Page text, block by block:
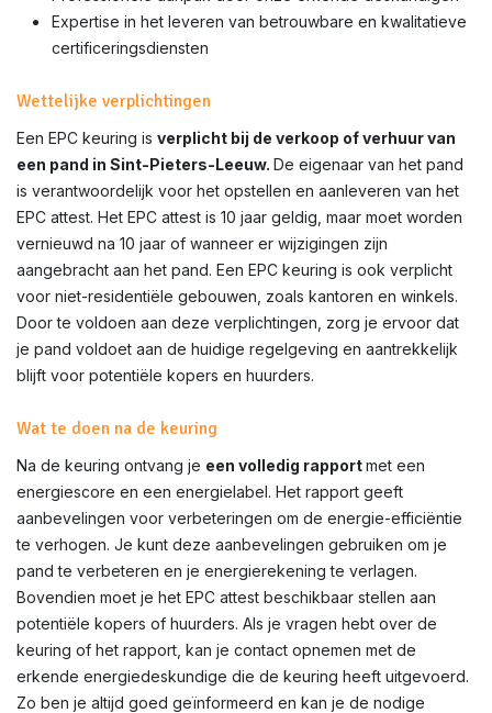
Expertise in het leveren van betrouwbare en kwalitatieve
certificeringsdiensten
Wettelijke verplichtingen
Een EPC keuring is verplicht bij de verkoop of verhuur van
een pand in Sint-Pieters-Leeuw. De eigenaar van het pand
is verantwoordelijk voor het opstellen en aanleveren van het
EPC attest. Het EPC attest is 10 jaar geldig, maar moet worden
vernieuwd na 10 jaar of wanneer er wijzigingen zijn
aangebracht aan het pand. Een EPC keuring is ook verplicht
voor niet-residentiële gebouwen, zoals kantoren en winkels.
Door te voldoen aan deze verplichtingen, zorg je ervoor dat
je pand voldoet aan de huidige regelgeving en aantrekkelijk
blijft voor potentiële kopers en huurders.
Wat te doen na de keuring
Na de keuring ontvang je een volledig rapportmet een
energiescore en een energielabel. Het rapport geeft
aanbevelingen voor verbeteringen om de energie-efficiëntie
te verhogen. Je kunt deze aanbevelingen gebruiken om je
pand te verbeteren en je energierekening te verlagen.
Bovendien moet je het EPC attest beschikbaar stellen aan
potentiële kopers of huurders. Als je vragen hebt over de
keuring of het rapport, kan je contact opnemen met de
erkende energiedeskundige die de keuring heeft uitgevoerd.
Zo ben je altijd goed geïnformeerd en kan je de nodige